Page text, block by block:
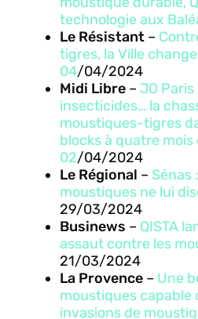
technologie aux
Le Résistant –
tigres, la Ville
04/04/2024
Midi Libre – JO
insecticides… la
moustiques-tigres
blocks à quatre mois
02/04/2024
Le Régional – Sénas
moustiques ne lui
29/03/2024
Businews – QISTA
assaut contre les
21/03/2024
La Provence– Une
moustiques capable
invasions de